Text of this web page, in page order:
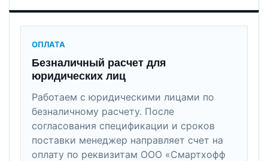
ОПЛАТА
Безналичный расчет для
юридических лиц
Работаем с юридическими лицами по
безналичному расчету. После
согласования спецификации и сроков
поставки менеджер направляет счет на
оплату по реквизитам ООО «Смартхофф